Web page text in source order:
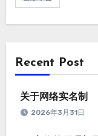
Recent Post
关于网络实名制
2026年3月31日